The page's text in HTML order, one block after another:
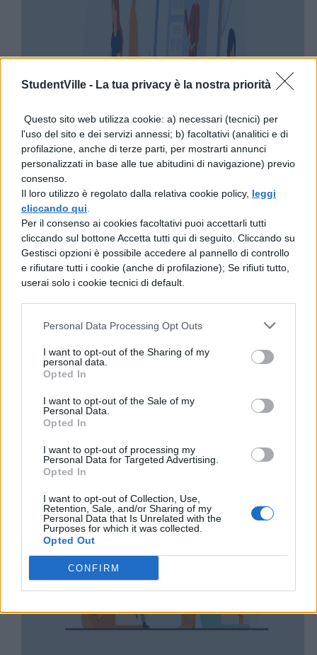
StudentVille - La tua privacy è la nostra priorità
Questo sito web utilizza cookie: a) necessari (tecnici) per
l'uso del sito e dei servizi annessi; b) facoltativi (analitici e di
profilazione, anche di terze parti, per mostrarti annunci
personalizzati in base alle tue abitudini di navigazione) previo
consenso.
Il loro utilizzo è regolato dalla relativa cookie policy, leggi
cliccando qui
Per il consenso ai cookies facoltativi puoi accettarli tutti
cliccando sul bottone Accetta tutti qui di seguito. Cliccando su
Gestisci opzioni è possibile accedere al pannello di controllo
e rifiutare tutti i cookie (anche di profilazione); Se rifiuti tutto,
userai solo i cookie tecnici di default.
Personal Data Processing Opt Outs
I want to opt-out of the Sharing of my
personal data.
Opted In
I want to opt-out of the Sale of my
Personal Data.
Opted In
I want to opt-out of processing my
Personal Data for Targeted Advertising.
Opted In
I want to opt-out of Collection, Use,
Retention, Sale, and/or Sharing of my
Personal Data that Is Unrelated with the
Purposes for which it was collected.
Opted Out
CONFIRM
Un grande classico delle Invalsi: la
pagina da non girare